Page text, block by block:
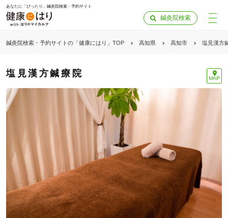
あなたに「ぴったり」鍼灸院検索・予約サイト
鍼灸院検索
鍼灸院検索・予約サイトの「健康にはり」TOP 高知県 高知市 塩見漢方
塩見漢方鍼療院 MAP